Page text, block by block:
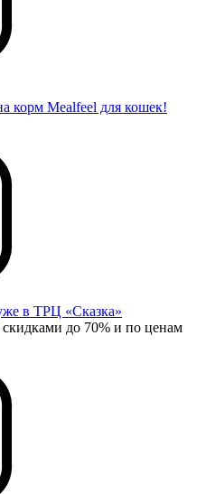
корм Mealfeel для кошек!
в ТРЦ «Сказка»
до 70% и по ценам